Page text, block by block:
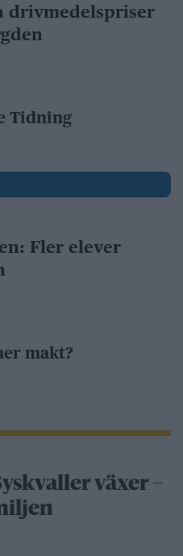
drivmedelspriser
Tidning
Fler elever
makt?
växer –